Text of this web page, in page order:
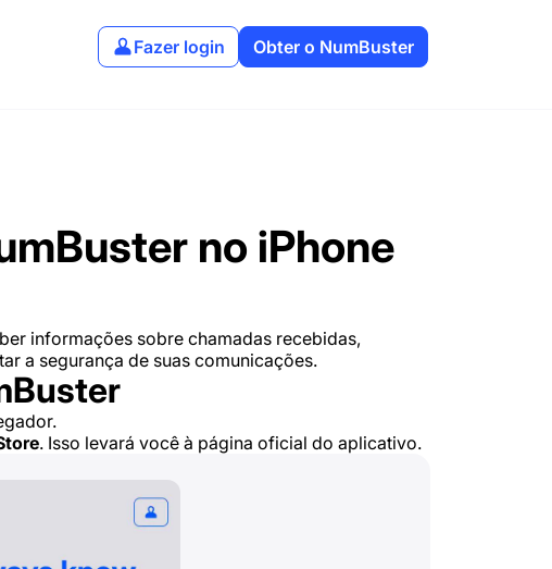
Fazer login Obter o NumBuster
no iPhone
informações sobre chamadas recebidas,
a segurança de suas comunicações.
. Isso levará você à página oficial do aplicativo.